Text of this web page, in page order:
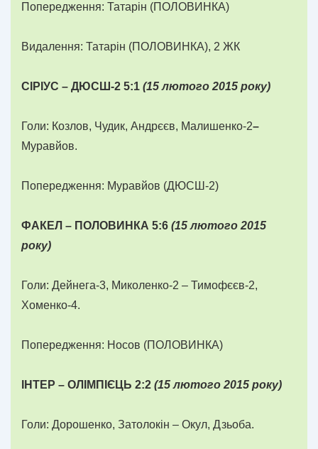
Попередження: Татарін (ПОЛОВИНКА)
Видалення: Татарін (ПОЛОВИНКА), 2 ЖК
С Р УС – ДЮСШ-2 5:1 (15 лютого2015 року)
Голи: Козлов, Чудик, Андрєєв, Малишенко-2–
Муравйов.
Попередження: Муравйов (ДЮСШ-2)
ФАКЕЛ – ПОЛОВИНКА 5:6 (15 лютого2015
року)
Голи: Дейнега-3, Миколенко-2 – Тимофєєв-2,
Хоменко-4.
Попередження: Носов (ПОЛОВИНКА)
НТЕР – ОЛ МП ІЄЦЬ 2:2 (15 лютого2015 року)
Голи: Дорошенко, Затолокін – Окул, Дзьоба.